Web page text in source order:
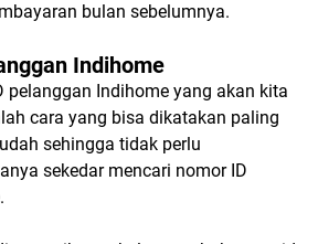
bulan sebelumnya.
Indihome
pelanggan Indihome yang akan kita
cara yang bisa dikatakan paling
sehingga tidak perlu
sekedar mencari nomor ID